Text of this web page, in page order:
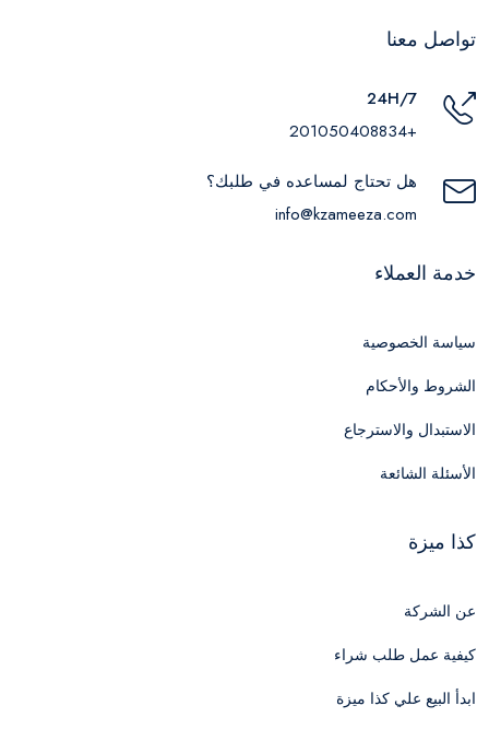
تواصل معنا
24H/7
+201050408834
هل تحتاج لمساعده في طلبك؟
info@kzameeza.com
خدمة العملاء
سياسة الخصوصية
الشروط والأحكام
الاستبدال والاسترجاع
الأسئلة الشائعة
كذا ميزة
عن الشركة
كيفية عمل طلب شراء
ابدأ البيع علي كذا ميزة